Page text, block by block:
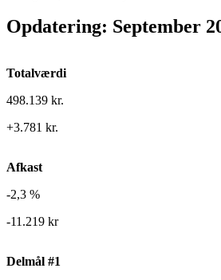
Opdatering: September
Totalværdi
498.139 kr.
+3.781 kr.
Afkast
-2,3 %
-11.219 kr
Delmål #1